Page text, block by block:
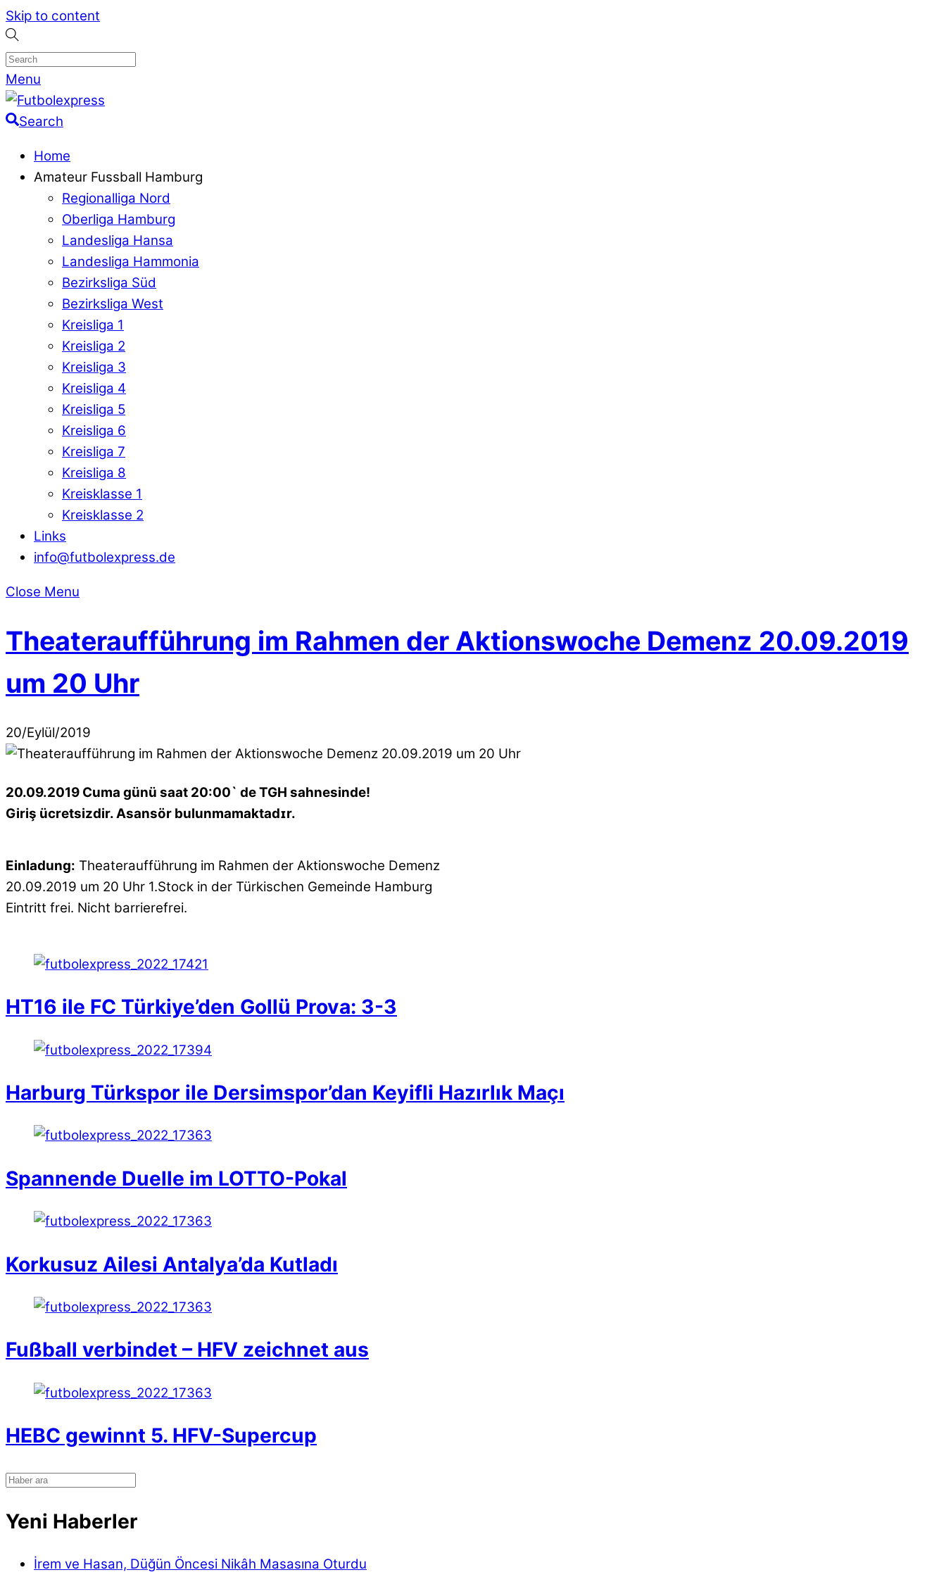
Skip to content
Menu
Search
Home
Amateur Fussball Hamburg
Regionalliga Nord
Oberliga Hamburg
Landesliga Hansa
Landesliga Hammonia
Bezirksliga Süd
Bezirksliga West
Kreisliga 1
Kreisliga 2
Kreisliga 3
Kreisliga 4
Kreisliga 5
Kreisliga 6
Kreisliga 7
Kreisliga 8
Kreisklasse 1
Kreisklasse 2
Links
info@futbolexpress.de
Close Menu
Theateraufführung im Rahmen der Aktionswoche Demenz 20.09.2019
um 20 Uhr
20/Eylül/2019
20.09.2019 Cuma günü saat 20:00` de TGH sahnesinde!
Giriş ücretsizdir. Asansör bulunmamaktadɪr.
Einladung: Theateraufführung im Rahmen der Aktionswoche Demenz
20.09.2019 um 20 Uhr 1.Stock in der Türkischen Gemeinde Hamburg
Eintritt frei. Nicht barrierefrei.
HT16 ile FC Türkiye’den Gollü Prova: 3-3
Harburg Türkspor ile Dersimspor’dan Keyifli Hazırlık Maçı
Spannende Duelle im LOTTO-Pokal
Korkusuz Ailesi Antalya’da Kutladı
Fußball verbindet – HFV zeichnet aus
HEBC gewinnt 5. HFV-Supercup
Yeni Haberler
İrem ve Hasan, Düğün Öncesi Nikâh Masasına Oturdu